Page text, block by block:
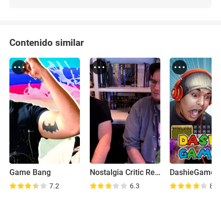
Contenido similar
Game Bang
7.2
Nostalgia Critic Real Thoughts
6.3
DashieGames
8.8